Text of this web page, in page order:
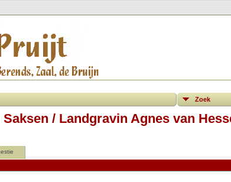
Zoek
/ Landgravin Agnes van